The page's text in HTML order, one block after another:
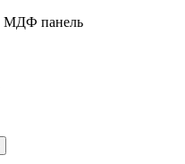
МДФ панель